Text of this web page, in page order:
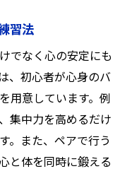
つけ方
手の哲学
体験する自己成長
戦
成長
習法
でなく心の安定にも
、初心者が心身のバ
用意しています。例
集中力を高めるだけ
。また、ペアで行う
と体を同時に鍛える